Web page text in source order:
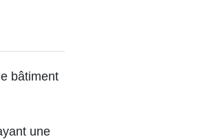
bâtiment
une